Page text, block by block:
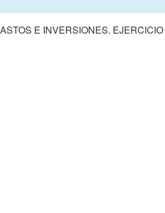
E INVERSIONES.